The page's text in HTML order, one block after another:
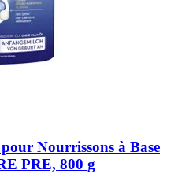
Nourrissons à Base
PRE, 800 g